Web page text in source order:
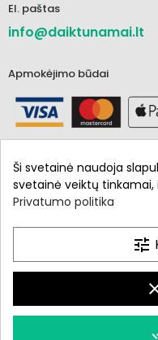
El. paštas
info@daiktunamai.lt
Apmokėjimo būdai
Informacija
Mano paskyra
Ši svetainė naudoja
svetainė veiktų tinkamai,
Privatumo politika
tune